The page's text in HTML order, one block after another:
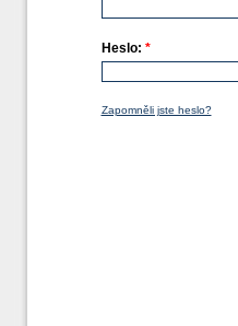
Heslo: *
Zapomněli jste heslo?